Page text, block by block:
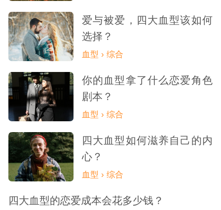
爱与被爱，四大血型该如何
选择？
血型 › 综合
你的血型拿了什么恋爱角色
剧本？
血型 › 综合
四大血型如何滋养自己的内
心？
血型 › 综合
四大血型的恋爱成本会花多少钱？